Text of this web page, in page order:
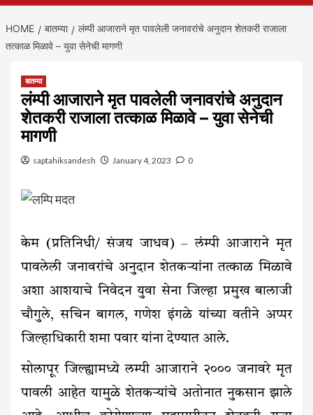
HOME बातम्या
लंम्पी आजाराने मृत पावलेली जनावरांचे अनुदान शेतकरी राजाला
तत्काळ मिळावे – युवा सेनेची मागणी
बातम्या
लंम्पी आजाराने मृत पावलेली जनावरांचे अनुदान
शेतकरी राजाला तत्काळ मिळावे – युवा सेनेची
मागणी
saptahiksandesh January 4, 2023 0
केम (प्रतिनिधी/ संजय जाधव) – लंम्पी आजाराने मृत
पावलेली जनावरांचे अनुदान शेतकऱ्यांना तत्काळ मिळावे
अशा आशयाचे निवेदन युवा सेना जिल्हा प्रमुख बालाजी
चौगुले, सचिन बागल, गणेश इंगळे यांच्या वतीने अप्पर
जिल्हाधिकारी शमा पवार यांना देण्यात आले.
सोलापूर जिल्ह्यामध्ये लम्पी आजाराने २००० जनावरे मृत
पावली आहेत यामुळे शेतकऱ्यांचे अतोनात नुकसान झाले